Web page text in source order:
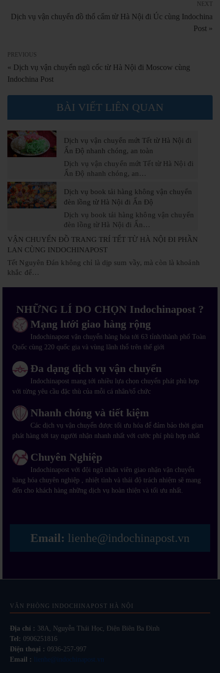
NEXT
Dịch vụ vận chuyển đồ thổ cẩm từ Hà Nội đi Úc cùng Indochina
Post »
PREVIOUS
« Dịch vụ vận chuyển ngũ cốc từ Hà Nội đi Moscow cùng
Indochina Post
BÀI VIẾT LIÊN QUAN
Dịch vụ vận chuyển mứt Tết từ Hà Nội đi
Ấn Độ nhanh chóng, an toàn
Dịch vụ vận chuyển mứt Tết từ Hà Nội đi
Ấn Độ nhanh chóng, an…
Dịch vụ book tải hàng không vận chuyển
đèn lồng từ Hà Nội đi Ấn Độ
Dịch vụ book tải hàng không vận chuyển
đèn lồng từ Hà Nội đi Ấn…
VẬN CHUYỂN ĐỒ TRANG TRÍ TẾT TỪ HÀ NỘI ĐI PHẦN
LAN CÙNG INDOCHINAPOST
Tết Nguyên Đán không chỉ là dịp sum vầy, mà còn là khoảnh
khắc để…
NHỮNG LÍ DO CHỌN Indochinapost ?
Mạng lưới giao hàng rộng
Indochinapost vận chuyển hàng hóa tới 63 tỉnh/thành phố Toàn
Quốc cùng 220 quốc gia và vùng lãnh thổ trên thế giới
Đa dạng dịch vụ vận chuyển
Indochinapost mang tới nhiều lựa chọn chuyển phát phù hợp
với từng yêu cầu đặc thù của mỗi cá nhân/tổ chức
Nhanh chóng và tiết kiệm
Các dịch vụ vận chuyển được tối ưu hóa để đảm bảo thời gian
phát hàng tới tay người nhận nhanh nhất với cước phí phù hợp nhất
Chuyên Nghiệp
Indochinapost với đội ngũ nhân viên giao nhận vận chuyển
hàng hóa chuyên nghiệp , nhiệt tình và thái độ trách nhiệm sẽ mang
đến cho khách hàng những dịch vụ hoàn thiện và tối ưu nhất.
Email: lienhe@indochinapost.vn
VĂN PHÒNG INDOCHINAPOST HÀ NỘI
Địa chỉ : 38A, Nguyễn Thái Học, Điện Biên Ba Đình
Tel: 0906251816
Điện thoại : 0936-257-997
Email :
lienhe@indochinapost.vn